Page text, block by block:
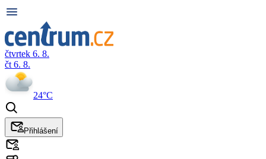
čtvrtek 6. 8.
čt 6. 8.
24°C
Přihlášení